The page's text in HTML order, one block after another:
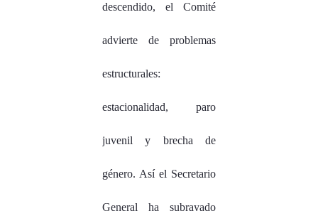
descendido, el Comité
advierte de problemas
estructurales:
estacionalidad, paro
juvenil y brecha de
género. Así el Secretario
General ha subrayado